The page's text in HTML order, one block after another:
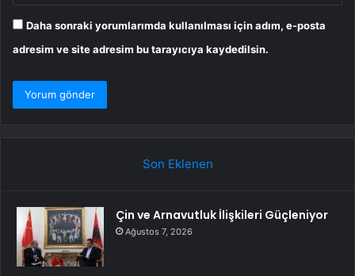
Daha sonraki yorumlarımda kullanılması için adım, e-posta
adresim ve site adresim bu tarayıcıya kaydedilsin.
Son Eklenen
Çin ve Arnavutluk İlişkileri Güçleniyor
Ağustos 7, 2026